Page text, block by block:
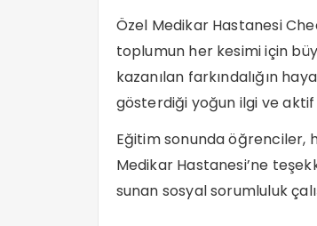
Özel Medikar Hastanesi
toplumun her kesimi için
kazanılan farkındalığın
gösterdiği yoğun ilgi ve aktif
Eğitim sonunda öğrenciler,
Medikar Hastanesi’ne
sunan sosyal sorumluluk